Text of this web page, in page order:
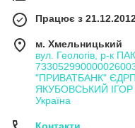
Працює з
м. Хмельницький
вул. Геологів, р-к
"ПРИВАТБАНК"
ЯКУБОВСЬКИЙ ІГОР
Україна